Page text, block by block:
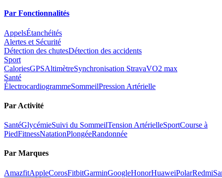
Par Fonctionnalités
AppelsÉtanchéités
Alertes et Sécurité
Détection des chutesDétection des accidents
Sport
CaloriesGPSAltimètreSynchronisation StravaVO2 max
Santé
ÉlectrocardiogrammeSommeilPression Artérielle
Par Activité
SantéGlycémieSuivi du SommeilTension ArtérielleSportCourse à
PiedFitnessNatationPlongéeRandonnée
Par Marques
AmazfitAppleCorosFitbitGarminGoogleHonorHuaweiPolarRedmi